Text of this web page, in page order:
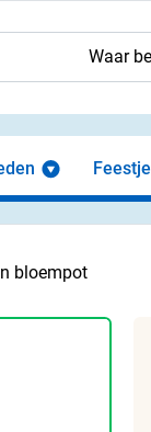
Feestje
bloempot